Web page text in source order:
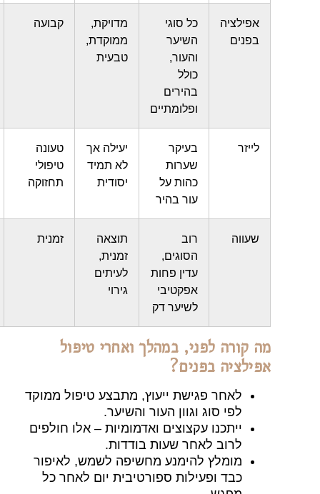
כל סוגי
השיער
מדויקת,
ממוקדת,
טבעית
קבועה
בעיקר
יעילה אך
לא תמיד
יסודית
טעונה
טיפולי
תחזוקה
אחת
לחודש
רוב
תוצאה
זמנית,
לעיתים
גירוי
זמנית
2-4
קורה לפני, במהלך ואחרי טיפול
בפנים?
לאחר פגישת ייעוץ, מתבצע טיפול ממוקד
לפי סוג וגוון העור והשיער.
ייתכנו עקצוצים ואדמומיות – אלו חולפים
לרוב לאחר שעות בודדות.
מומלץ להימנע מחשיפה לשמש, לאיפור
כבד ופעילות ספורטיבית יום לאחר כל